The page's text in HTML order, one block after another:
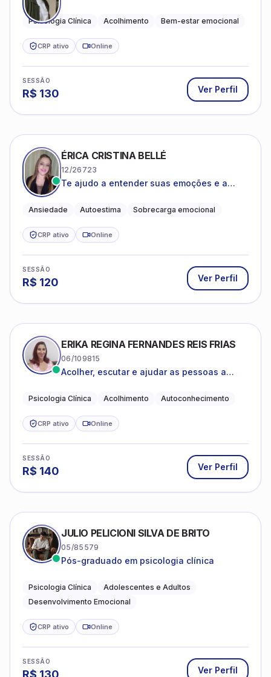
Psicologia Clínica Acolhimento Bem-estar emocional
CRP ativo Online
SESSÃO
R$ 130 Ver Perfil
ÉRICA CRISTINA BELLÉ
12/26723
Te ajudo a entender suas emoções e a
que você está vivendo
Ansiedade Autoestima Sobrecarga emocional
CRP ativo Online
SESSÃO
R$ 120 Ver Perfil
ERIKA REGINA FERNANDES REIS FRIAS
06/109815
Acolher, escutar e ajudar as pessoas a
Psicologia Clínica Acolhimento Autoconhecimento
CRP ativo Online
SESSÃO
R$ 140 Ver Perfil
JULIO PELICIONI SILVA DE BRITO
05/85579
Pós-graduado em psicologia clínica
Psicologia Clínica
Adolescentes e Adultos
Desenvolvimento Emocional
CRP ativo Online
SESSÃO
R$ 130 Ver Perfil